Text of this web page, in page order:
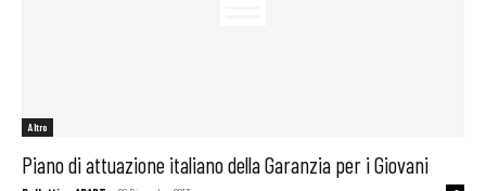
Altro
Piano di attuazione italiano della Garanzia per i Giovani